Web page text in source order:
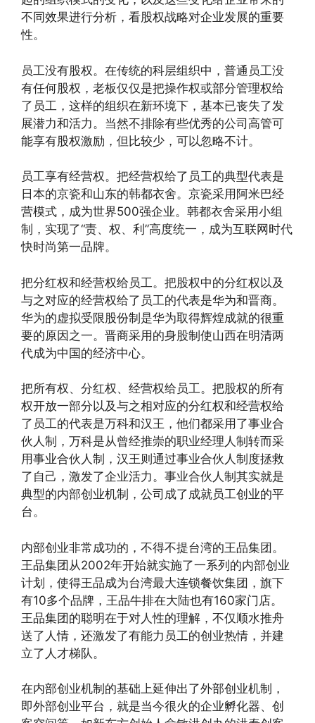
不同效果进行分析，看股权战略对企业发展的重要
性。
员工没有股权。在传统的科层组织中，普通员工没
有任何股权，老板仅仅是把操作权或部分管理权给
了员工，这样的组织在新环境下，基本已丧失了发
展潜力和活力。当然不排除有些优秀的公司高管可
能享有股权激励，但比较少，可以忽略不计。
员工享有经营权。把经营权给了员工的典型代表是
日本的京瓷和山东的韩都衣舍。京瓷采用阿米巴经
营模式，成为世界500强企业。韩都衣舍采用小组
制，实现了“责、权、利”高度统一，成为互联网时代
快时尚第一品牌。
把分红权和经营权给员工。把股权中的分红权以及
与之对应的经营权给了员工的代表是华为和晋商。
华为的虚拟受限股份制是华为取得辉煌成就的很重
要的原因之一。晋商采用的身股制使山西在明清两
代成为中国的经济中心。
把所有权、分红权、经营权给员工。把股权的所有
权开放一部分以及与之相对应的分红权和经营权给
了员工的代表是万科和汉王，他们都采用了事业合
伙人制，万科是从曾经推崇的职业经理人制转而采
用事业合伙人制，汉王则通过事业合伙人制度拯救
了自己，激发了企业活力。事业合伙人制其实就是
典型的内部创业机制，公司成了成就员工创业的平
台。
内部创业非常成功的，不得不提台湾的王品集团。
王品集团从2002年开始就实施了一系列的内部创业
计划，使得王品成为台湾最大连锁餐饮集团，旗下
有10多个品牌，王品牛排在大陆也有160家门店。
王品集团的聪明在于对人性的理解，不仅顺水推舟
送了人情，还激发了有能力员工的创业热情，并建
立了人才梯队。
在内部创业机制的基础上延伸出了外部创业机制，
即外部创业平台，就是当今很火的企业孵化器、创